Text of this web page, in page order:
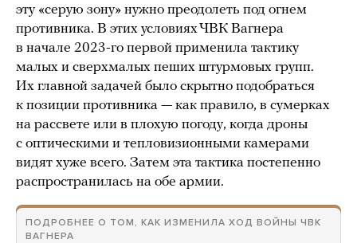
эту «серую зону» нужно преодолеть под огнем
противника. В этих условиях ЧВК Вагнера
в начале 2023-го первой применила тактику
малых и сверхмалых пеших штурмовых групп.
Их главной задачей было скрытно подобраться
к позиции противника — как правило, в сумерках
на рассвете или в плохую погоду, когда дроны
с оптическими и тепловизионными камерами
видят хуже всего. Затем эта тактика постепенно
распространилась на обе армии.
ПОДРОБНЕЕ О ТОМ, КАК ИЗМЕНИЛА ХОД ВОЙНЫ ЧВК
ВАГНЕРА